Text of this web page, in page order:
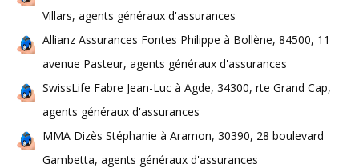
Villars, agents généraux d'assurances
Allianz Assurances Fontes Philippe à Bollène, 84500, 11
avenue Pasteur, agents généraux d'assurances
SwissLife Fabre Jean-Luc à Agde, 34300, rte Grand Cap,
agents généraux d'assurances
MMA Dizès Stéphanie à Aramon, 30390, 28 boulevard
Gambetta, agents généraux d'assurances